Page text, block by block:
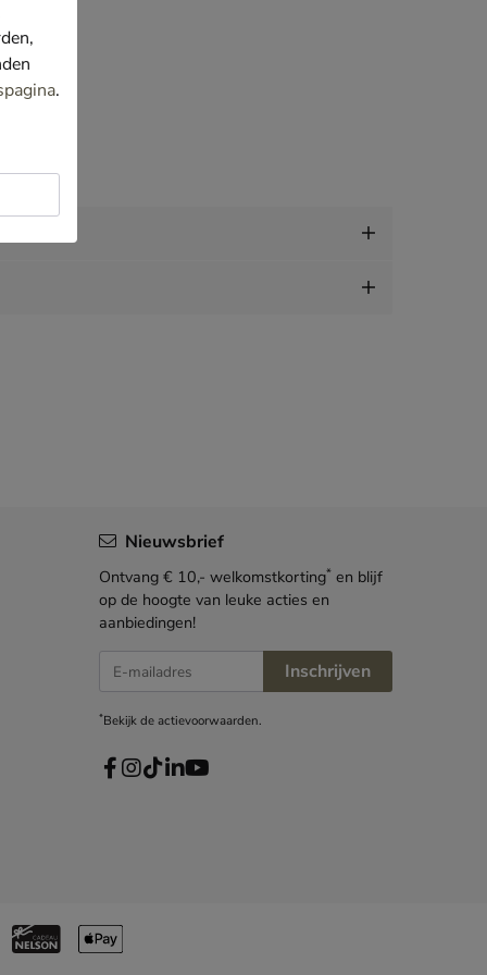
Nieuwsbrief
Ontvang € 10,- welkomstkorting* en blijf
op de hoogte van leuke acties en
aanbiedingen!
E-mailadres Inschrijven
*Bekijk deactievoorwaarden.
.